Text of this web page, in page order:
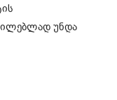
უნდა